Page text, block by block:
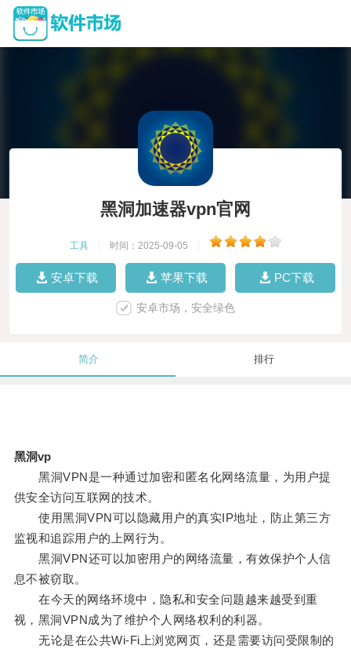
黑洞加速器vpn官网
工具 时间：2025-09-05
安卓下载 苹果下载 PC下载
安卓市场，安全绿色
简介 排行
黑洞vp
黑洞VPN是一种通过加密和匿名化网络流量，为用户提
供安全访问互联网的技术。
使用黑洞VPN可以隐藏用户的真实IP地址，防止第三方
监视和追踪用户的上网行为。
黑洞VPN还可以加密用户的网络流量，有效保护个人信
息不被窃取。
在今天的网络环境中，隐私和安全问题越来越受到重
视，黑洞VPN成为了维护个人网络权利的利器。
无论是在公共Wi-Fi上浏览网页，还是需要访问受限制的